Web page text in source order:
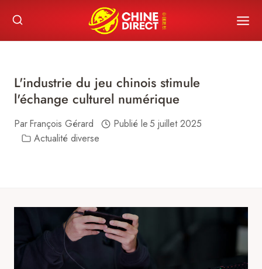
content
L'industrie du jeu chinois stimule
l'échange culturel numérique
ParFrançois Gérard Publié le5 juillet 2025
Actualité diverse